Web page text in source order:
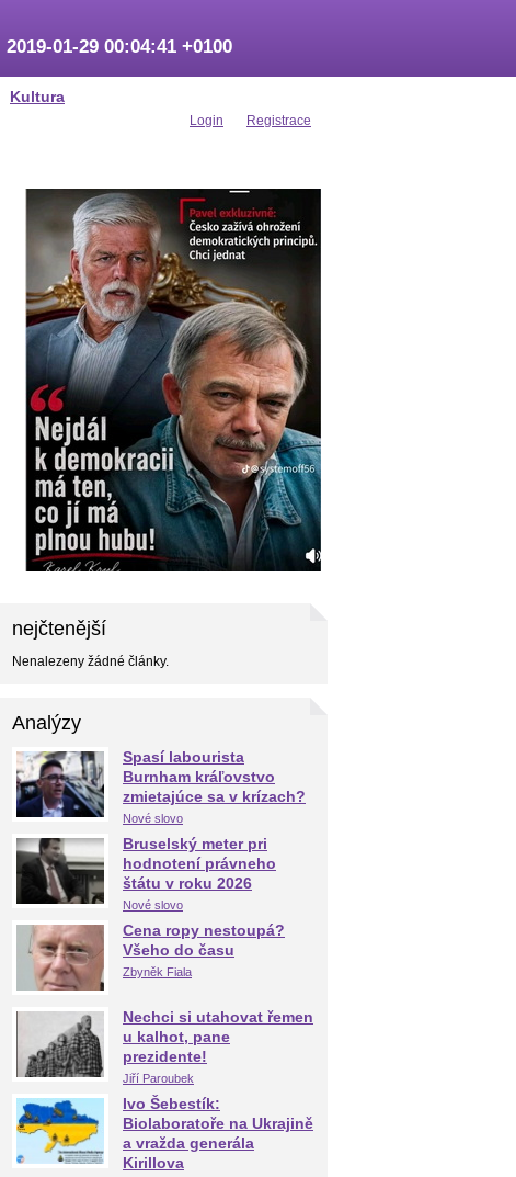
Kultura
2019-01-29 00:04:41 +0100
Login Registrace
nejčtenější
Nenalezeny žádné články.
Analýzy
Spasí labourista
Burnham kráľovstvo
zmietajúce sa v krízach?
Nové slovo
Bruselský meter pri
hodnotení právneho
štátu v roku 2026
Nové slovo
Cena ropy nestoupá?
Všeho do času
Zbyněk Fiala
Nechci si utahovat řemen
u kalhot, pane
prezidente!
Jiří Paroubek
Ivo Šebestík:
Biolaboratoře na Ukrajině
a vražda generála
Kirillova